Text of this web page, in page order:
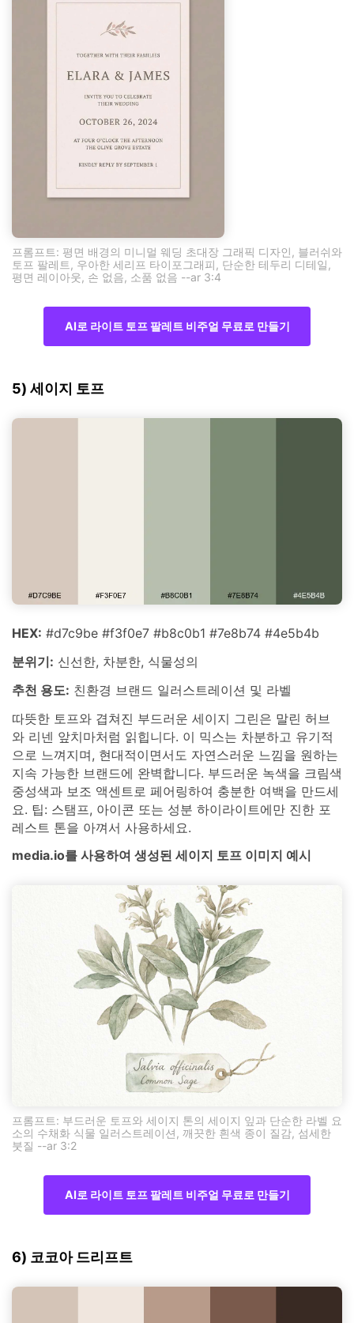
프롬프트: 평면 배경의 미니멀 웨딩 초대장 그래픽 디자인, 블러쉬와
토프 팔레트, 우아한 세리프 타이포그래피, 단순한 테두리 디테일,
평면 레이아웃, 손 없음, 소품 없음 --ar 3:4
AI로 라이트 토프 팔레트 비주얼 무료로 만들기
5) 세이지 토프
HEX: #d7c9be #f3f0e7 #b8c0b1 #7e8b74 #4e5b4b
분위기: 신선한, 차분한, 식물성의
추천 용도: 친환경 브랜드 일러스트레이션 및 라벨
따뜻한 토프와 겹쳐진 부드러운 세이지 그린은 말린 허브
와 리넨 앞치마처럼 읽힙니다. 이 믹스는 차분하고 유기적
으로 느껴지며, 현대적이면서도 자연스러운 느낌을 원하는
지속 가능한 브랜드에 완벽합니다. 부드러운 녹색을 크림색
중성색과 보조 액센트로 페어링하여 충분한 여백을 만드세
요. 팁: 스탬프, 아이콘 또는 성분 하이라이트에만 진한 포
레스트 톤을 아껴서 사용하세요.
media.io를 사용하여 생성된 세이지 토프 이미지 예시
프롬프트: 부드러운 토프와 세이지 톤의 세이지 잎과 단순한 라벨 요
소의 수채화 식물 일러스트레이션, 깨끗한 흰색 종이 질감, 섬세한
붓질 --ar 3:2
AI로 라이트 토프 팔레트 비주얼 무료로 만들기
6) 코코아 드리프트